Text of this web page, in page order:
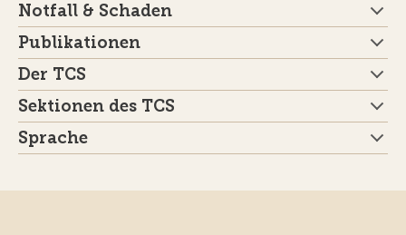
Notfall & Schaden
Publikationen
Der TCS
Sektionen des TCS
Sprache